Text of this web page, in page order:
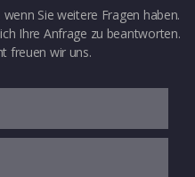
Sie weitere Fragen haben.
Ihre Anfrage zu beantworten.
freuen wir uns.